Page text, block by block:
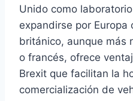
Unido como
expandirse por
británico, aunque más
o francés, ofrece
Brexit que facilitan la
comercialización de